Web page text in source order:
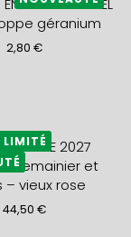
UN NOEL
géranium
2,80€
RIGIDE 2027
semainier et
– vieux rose
44,50€
LIMITÉ